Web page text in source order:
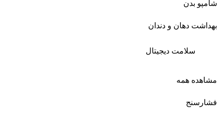
شامپو بدن
بهداشت دهان و دندان
سلامت دیجیتال
مشاهده همه
فشارسنج